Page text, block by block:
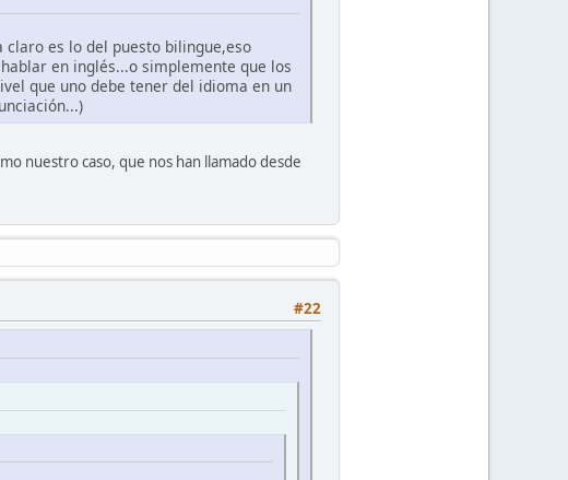
es lo del puesto bilingue,eso
en inglés...o simplemente que los
que uno debe tener del idioma en un
nuestro caso, que nos han llamado desde
#22